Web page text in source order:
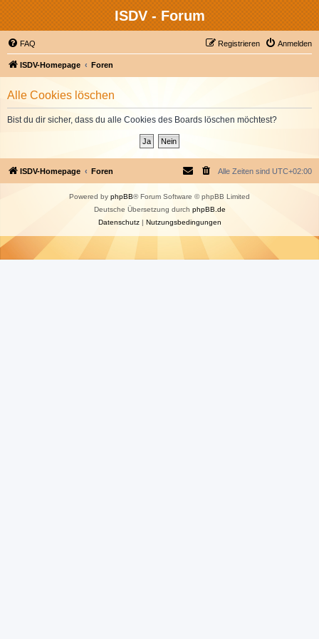
ISDV - Forum
FAQ Anmelden
Registrieren
ISDV-Homepage Foren
Alle Cookies löschen
Bist du dir sicher, dass du alle Cookies des Boards löschen möchtest?
ISDV-Homepage Foren Alle Zeiten sind UTC+02:00
Powered by phpBB® Forum Software © phpBB Limited
Deutsche Übersetzung durch phpBB.de
Datenschutz| Nutzungsbedingungen